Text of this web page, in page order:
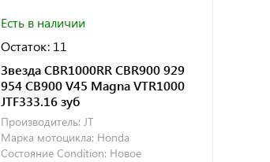
Есть в наличии
Остаток: 11
Звезда CBR1000RR CBR900 929
954 CB900 V45 Magna VTR1000
JTF333.16 зуб
Производитель: JT
Марка мотоцикла: Honda
Состояние Condition: Новое